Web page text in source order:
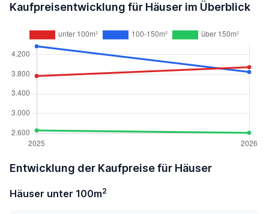
Kaufpreisentwicklung für Häuser im Überblick
Entwicklung der Kaufpreise für Häuser
Häuser unter 100m2